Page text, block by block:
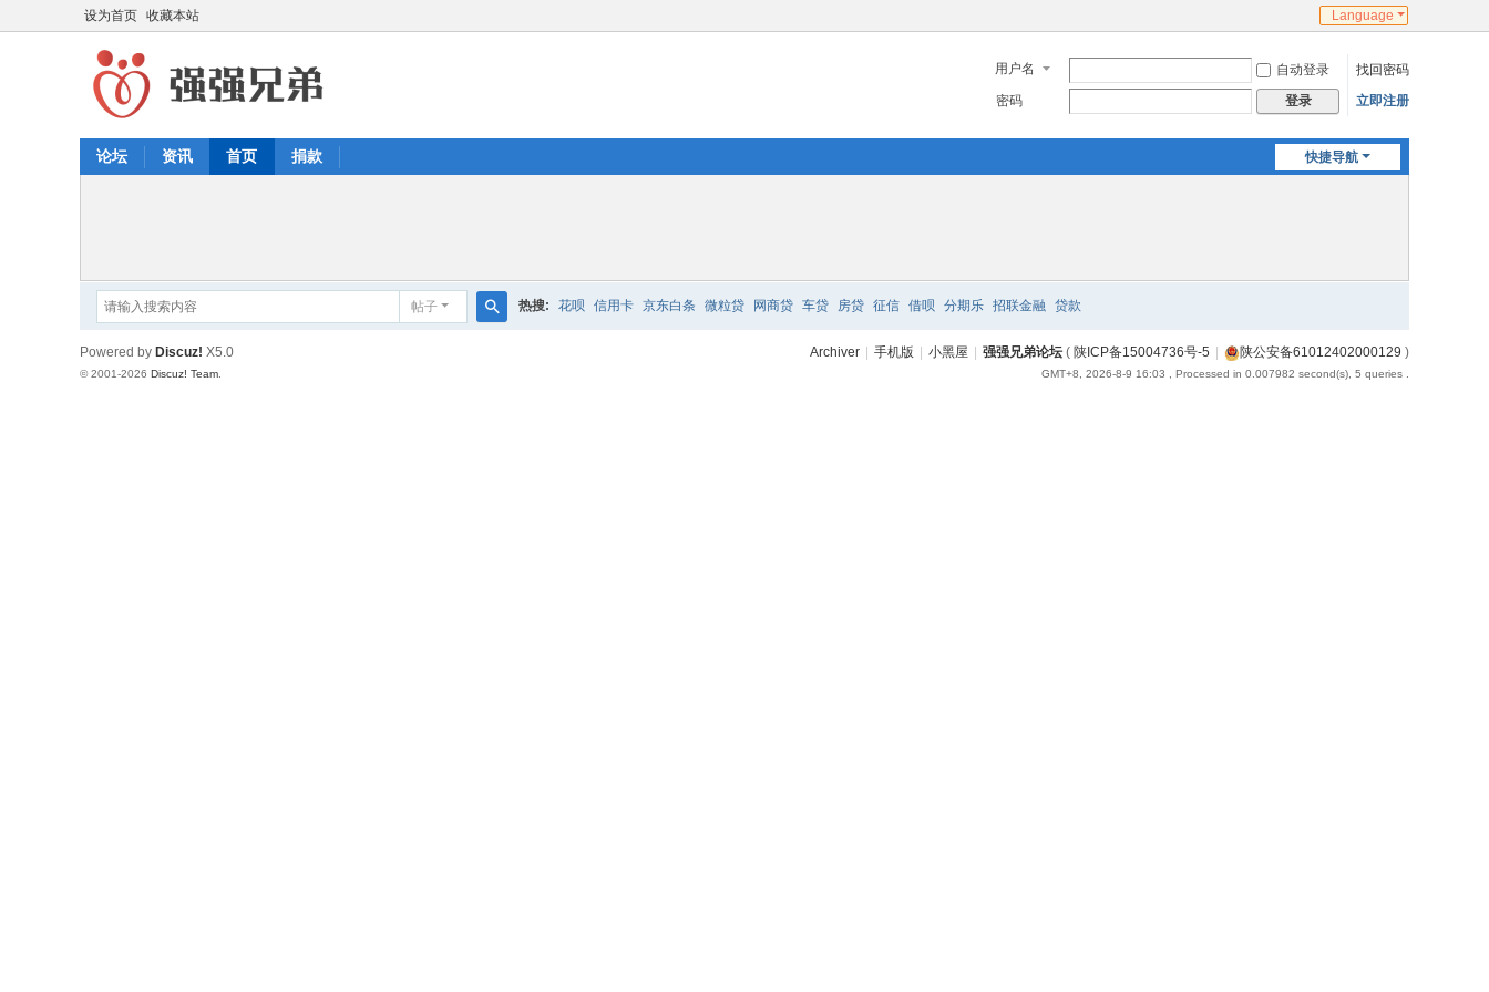
设为首页 收藏本站 Language
用户名 自动登录
找回密码
密码
登录 立即注册
快捷导航
论坛 资讯 首页 捐款
帖子 热搜: 花呗 信用卡 京东白条 微粒贷 网商贷 车贷 房贷 征信 借呗 分期乐 招联金融 贷款
Archiver 手机版 小黑屋 强强兄弟论坛 ( 陕ICP备15004736号-5 陕公安备61012402000129 )
GMT+8, 2026-8-9 16:03 , Processed in 0.007982 second(s), 5 queries .
Powered by Discuz! X5.0
© 2001-2026 Discuz! Team